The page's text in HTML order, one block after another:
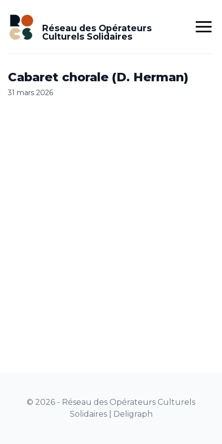
Réseau des Opérateurs
Culturels Solidaires
Cabaret chorale (D. Herman)
31 mars 2026
© 2026 - Réseau des Opérateurs Culturels
Solidaires | Deligraph